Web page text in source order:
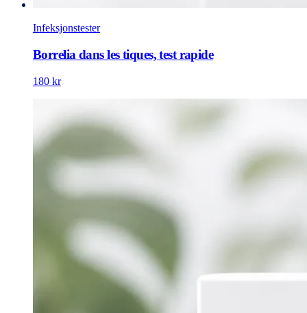
Infeksjonstester
Borrelia dans les tiques, test rapide
180 kr